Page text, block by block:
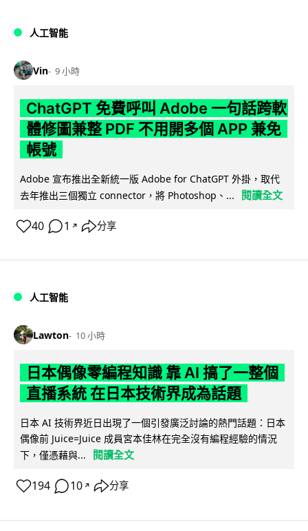
人工智能
Vin 9 小時
ChatGPT 免費呼叫 Adobe 一句話跨軟
體修圖兼整 PDF 不用開多個 APP 兼免
帳號
Adobe 宣布推出全新統一版 Adobe for ChatGPT 外掛，取代
去年推出三個獨立 connector，將 Photoshop、...
閱讀全文
40 1 ↗ 分享
人工智能
Lawton 10 小時
日本偶像零編程知識 靠 AI 搞了一整個
直播系統 在日本技術界成為話題
日本 AI 技術界近日出現了一個引發廣泛討論的熱門話題：日本
偶像前 Juice=Juice 成員宮本佳林在完全沒有編程經驗的情況
下，僅憑藉與...
閱讀全文
194 10 ↗ 分享